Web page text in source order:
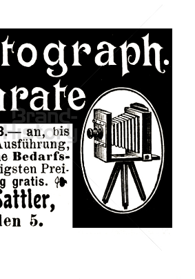
Hess & Sattler, Wiesbaden 1902
Bild-ID: 42154